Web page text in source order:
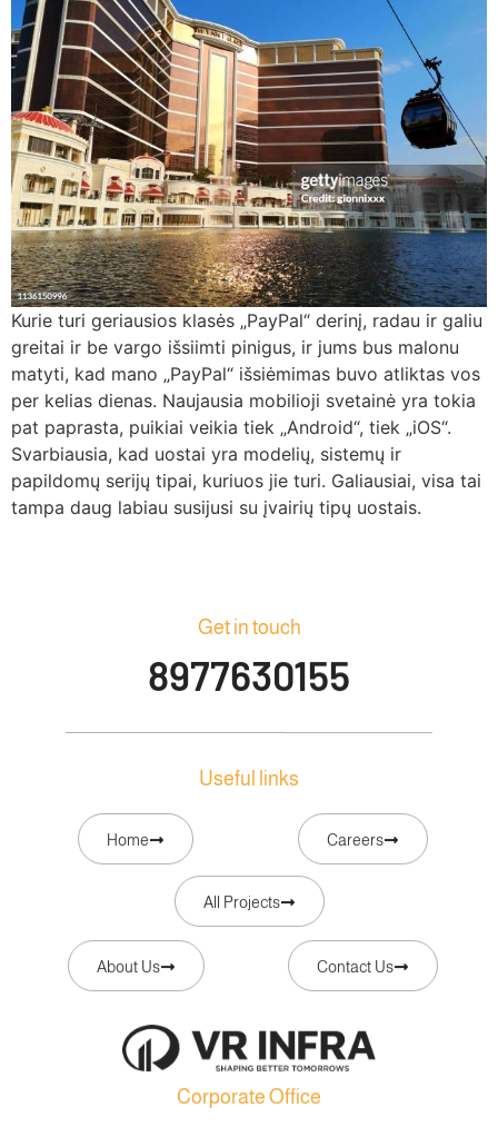
Kurie turi geriausios klasės „PayPal“ derinį, radau ir galiu
greitai ir be vargo išsiimti pinigus, ir jums bus malonu
matyti, kad mano „PayPal“ išsiėmimas buvo atliktas vos
per kelias dienas. Naujausia mobilioji svetainė yra tokia
pat paprasta, puikiai veikia tiek „Android“, tiek „iOS“.
Svarbiausia, kad uostai yra modelių, sistemų ir
papildomų serijų tipai, kuriuos jie turi. Galiausiai, visa tai
tampa daug labiau susijusi su įvairių tipų uostais.
Get in touch
8977630155
Useful links
Home Careers
All Projects
About Us Contact Us
Corporate Office